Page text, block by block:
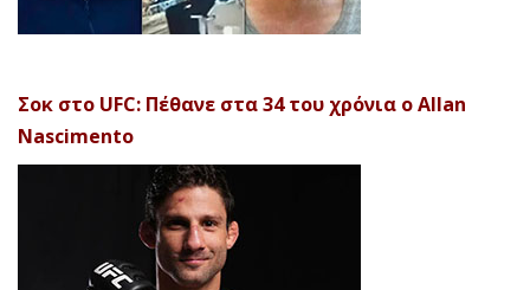
Σοκ στο UFC: Πέθανε στα 34 του χρόνια ο Allan
Nascimento